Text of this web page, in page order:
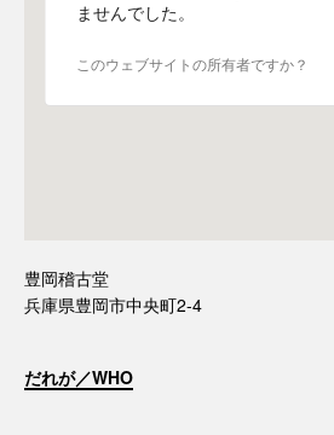
ませんでした。
このウェブサイトの所有者ですか？
豊岡稽古堂
兵庫県豊岡市中央町2-4
だれが／WHO